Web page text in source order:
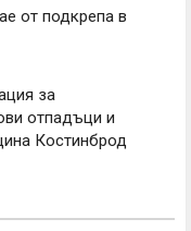
от подкрепа в
за
отпадъци и
Костинброд